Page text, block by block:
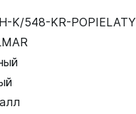
K/548-KR-POPIELATY